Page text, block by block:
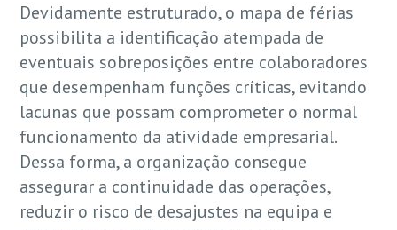
Devidamente estruturado, o mapa de férias
possibilita a identificação atempada de
eventuais sobreposições entre colaboradores
que desempenham funções críticas, evitando
lacunas que possam comprometer o normal
funcionamento da atividade empresarial.
Dessa forma, a organização consegue
assegurar a continuidade das operações,
reduzir o risco de desajustes na equipa e